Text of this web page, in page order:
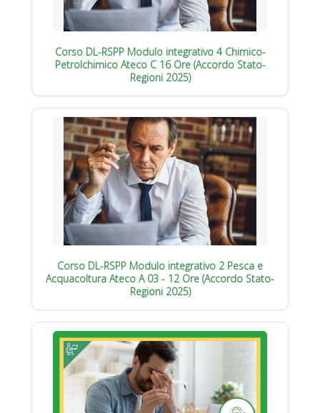
Corso DL-RSPP Modulo integrativo 4 Chimico-
Petrolchimico Ateco C 16 Ore (Accordo Stato-
Regioni 2025)
Corso DL-RSPP Modulo integrativo 2 Pesca e
Acquacoltura Ateco A 03 - 12 Ore (Accordo Stato-
Regioni 2025)